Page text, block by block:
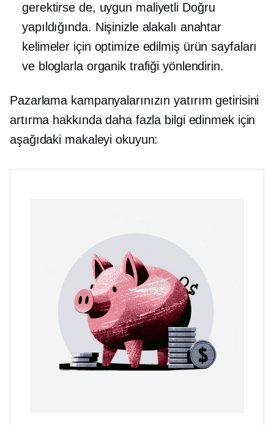
gerektirse de, uygun maliyetli Doğru
yapıldığında. Nişinizle alakalı anahtar
kelimeler için optimize edilmiş ürün sayfaları
ve bloglarla organik trafiği yönlendirin.
Pazarlama kampanyalarınızın yatırım getirisini
artırma hakkında daha fazla bilgi edinmek için
aşağıdaki makaleyi okuyun: